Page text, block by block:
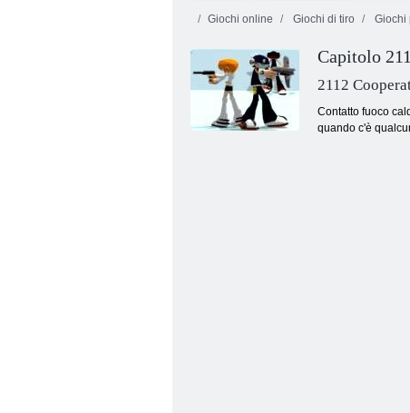
Giochi online Giochi di tiro Giochi
Capitolo
2112
Contatto fuoco
quando c'è